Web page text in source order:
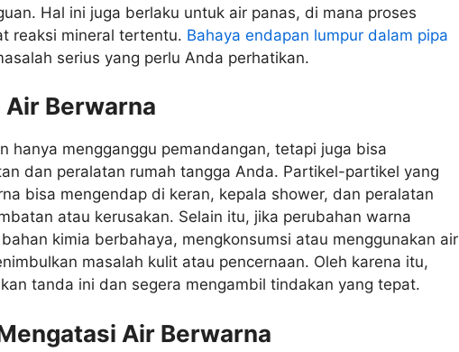
Hal ini juga berlaku untuk air panas, di mana proses
reaksi mineral tertentu. Bahaya endapan lumpur dalam pipa
serius yang perlu Anda perhatikan.
Air Berwarna
hanya mengganggu pemandangan, tetapi juga bisa
dan peralatan rumah tangga Anda. Partikel-partikel yang
bisa mengendap di keran, kepala shower, dan peralatan
atau kerusakan. Selain itu, jika perubahan warna
kimia berbahaya, mengkonsumsi atau menggunakan air
masalah kulit atau pencernaan. Oleh karena itu,
tanda ini dan segera mengambil tindakan yang tepat.
Air Berwarna